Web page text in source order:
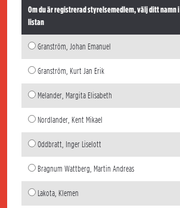
Om du är registrerad styrelsemedlem, välj ditt namn i
listan
Granström, Johan Emanuel
Granström, Kurt Jan Erik
Melander, Margita Elisabeth
Nordlander, Kent Mikael
Oddbratt, Inger Liselott
Bragnum Wattberg, Martin Andreas
Lakota, Klemen